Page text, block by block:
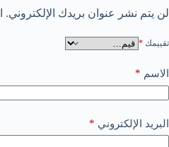
لن يتم نشر عنوان بريدك الإلكتروني.
تقييمك *
الاسم *
البريد الإلكتروني *